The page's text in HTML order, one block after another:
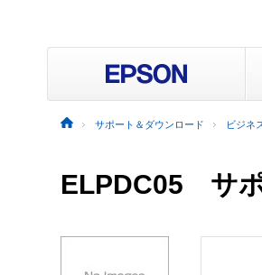
サポート＆ダウンロード ビジネ
ELPDC05 サ